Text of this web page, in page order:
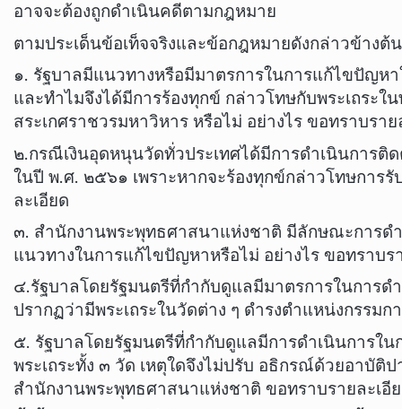
อาจจะต้องถูกดำเนินคดีตามกฎหมาย
ตามประเด็นข้อเท็จจริงและข้อกฎหมายดังกล่าวข้างต้
๑. รัฐบาลมีแนวทางหรือมีมาตรการในการแก้ไขปัญ
และทำไมจึงได้มีการร้องทุกข์ กล่าวโทษกับพระเถระ
สระเกศราชวรมหาวิหาร หรือไม่ อย่างไร ขอทราบราย
๒.กรณีเงินอุดหนุนวัดทั่วประเทศได้มีการดำเนินการติ
ในปี พ.ศ. ๒๕๖๑ เพราะหากจะร้องทุกข์กล่าวโทษกา
ละเอียด
๓. สำนักงานพระพุทธศาสนาแห่งชาติ มีลักษณะการด
แนวทางในการแก้ไขปัญหาหรือไม่ อย่างไร ขอทราบร
๔.รัฐบาลโดยรัฐมนตรีที่กำกับดูแลมีมาตรการในการ
ปรากฏว่ามีพระเถระในวัดต่าง ๆ ดำรงตำแหน่งกรรม
๕. รัฐบาลโดยรัฐมนตรีที่กำกับดูแลมีการดำเนินการ
พระเถระทั้ง ๓ วัด เหตุใดจึงไม่ปรับ อธิกรณ์ด้วยอาบัติ
สำนักงานพระพุทธศาสนาแห่งชาติ ขอทราบรายละเอี